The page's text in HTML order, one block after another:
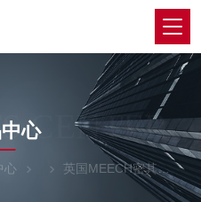
CENTER
心
心 英国MEECH密其